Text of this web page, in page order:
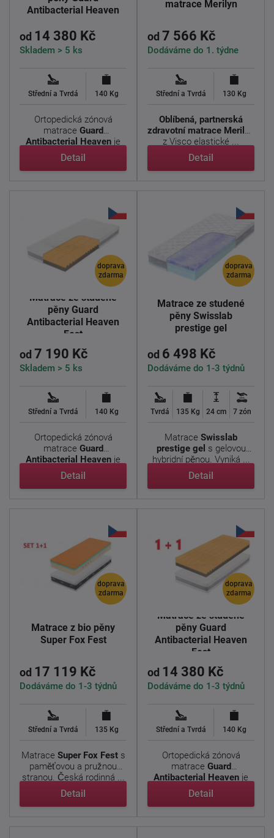
Antibacterial Heaven
od 14 380 Kč
Skladem > 5 ks
Střední a Tvrdá 140 Kg
Ortopedická zónová
matrace Guard
Antibacterial Heaven je
vhodná pro ...
Detail
matrace Merilyn
od 7 566 Kč
Dodáváme do 1. týdne
Střední a Tvrdá 130 Kg
Oblíbená, partnerská
zdravotní matrace Merilyn
z Visco elastické ...
Detail
doprava
zdarma
Matrace ze studené
pěny Guard
Antibacterial Heaven
Fest
od 7 190 Kč
Skladem > 5 ks
Střední a Tvrdá 140 Kg
Ortopedická zónová
matrace Guard
Antibacterial Heaven je
vhodná pro ...
Detail
doprava
zdarma
Matrace ze studené
pěny Swisslab
prestige gel
od 6 498 Kč
Dodáváme do 1-3 týdnů
Tvrdá 135 Kg 24 cm 7 zón
Matrace Swisslab
prestige gel s gelovou
hybridní pěnou. Vyniká ...
Detail
doprava
zdarma
Matrace z bio pěny
Super Fox Fest
od 17 119 Kč
Dodáváme do 1-3 týdnů
Střední a Tvrdá 135 Kg
Matrace Super Fox Fests
paměťovou a pružnou
stranou. Česká rodinná ...
Detail
doprava
zdarma
Matrace ze studené
pěny Guard
Antibacterial Heaven
Fest
od 14 380 Kč
Dodáváme do 1-3 týdnů
Střední a Tvrdá 140 Kg
Ortopedická zónová
matrace Guard
Antibacterial Heaven je
vhodná pro ...
Detail